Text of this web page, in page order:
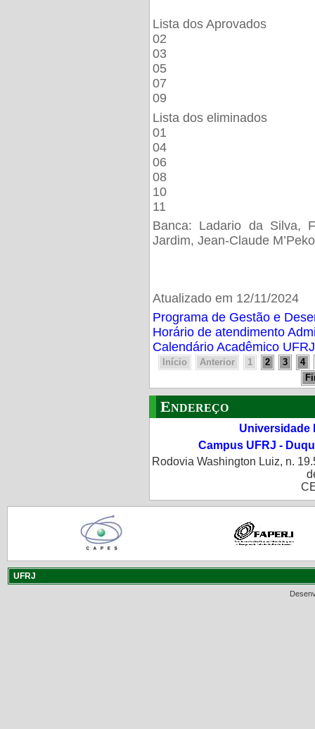
Lista dos Aprovados
02
03
05
07
09
Lista dos eliminados
01
04
06
08
10
11
Banca: Ladario da Silva,
Jardim, Jean-Claude M’Peko
Atualizado em 12/11/2024
Programa de Gestão e
Horário de atendimento
Calendário Acadêmico
Início Anterior 1 2 3
4
Endereço
Universidade
Campus UFRJ -
Rodovia Washington Luiz, n.
UFRJ